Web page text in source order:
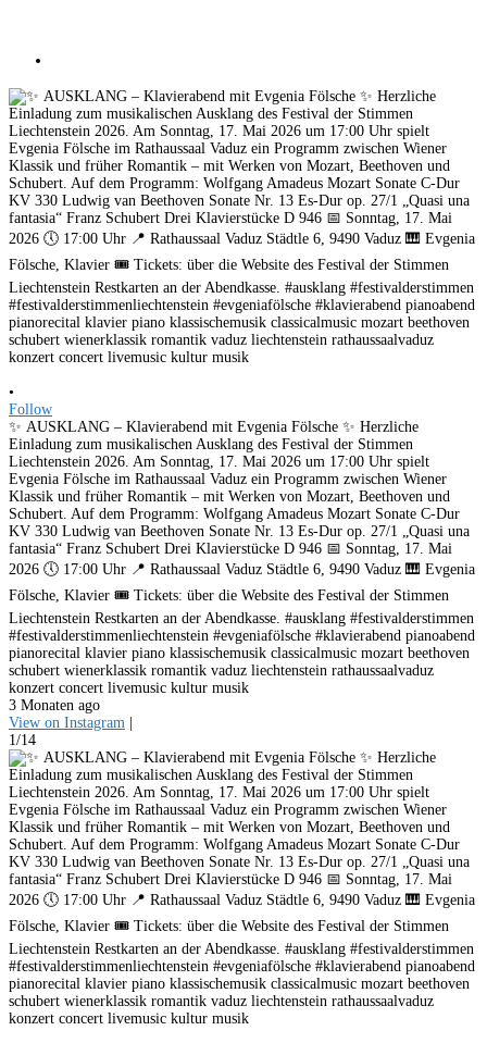
•
Follow
✨ AUSKLANG – Klavierabend mit Evgenia Fölsche ✨ Herzliche
Einladung zum musikalischen Ausklang des Festival der Stimmen
Liechtenstein 2026. Am Sonntag, 17. Mai 2026 um 17:00 Uhr spielt
Evgenia Fölsche im Rathaussaal Vaduz ein Programm zwischen Wiener
Klassik und früher Romantik – mit Werken von Mozart, Beethoven und
Schubert. Auf dem Programm: Wolfgang Amadeus Mozart Sonate C-Dur
KV 330 Ludwig van Beethoven Sonate Nr. 13 Es-Dur op. 27/1 „Quasi una
fantasia“ Franz Schubert Drei Klavierstücke D 946 📅 Sonntag, 17. Mai
2026 🕔 17:00 Uhr 📍 Rathaussaal Vaduz Städtle 6, 9490 Vaduz 🎹 Evgenia
Fölsche, Klavier 🎟️ Tickets: über die Website des Festival der Stimmen
Liechtenstein Restkarten an der Abendkasse. #ausklang #festivalderstimmen
#festivalderstimmenliechtenstein #evgeniafölsche #klavierabend pianoabend
pianorecital klavier piano klassischemusik classicalmusic mozart beethoven
schubert wienerklassik romantik vaduz liechtenstein rathaussaalvaduz
konzert concert livemusic kultur musik
3 Monaten ago
View on Instagram |
1/14